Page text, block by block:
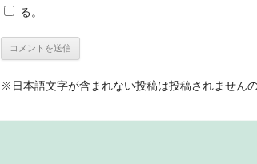
る。
※日本語文字が含まれない投稿は投稿されません